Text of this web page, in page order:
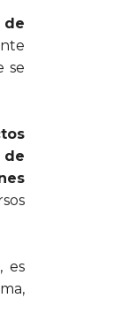
de
se
de
es